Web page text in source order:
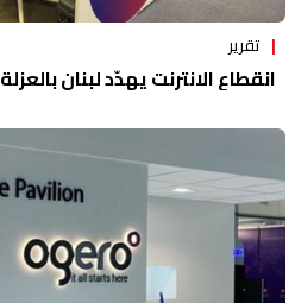
تقرير
انقطاع الانترنت يهدّد لبنان بالعزلة